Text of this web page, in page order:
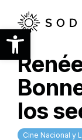
Abrir
contenido
principal
los
Cine Nacional y